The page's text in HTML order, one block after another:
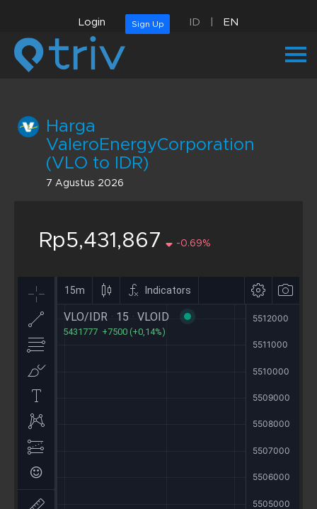
Login Sign Up ID EN
Harga
ValeroEnergyCorporation
(VLO to IDR)
7 Agustus 2026
Rp5,431,867 -0.69%